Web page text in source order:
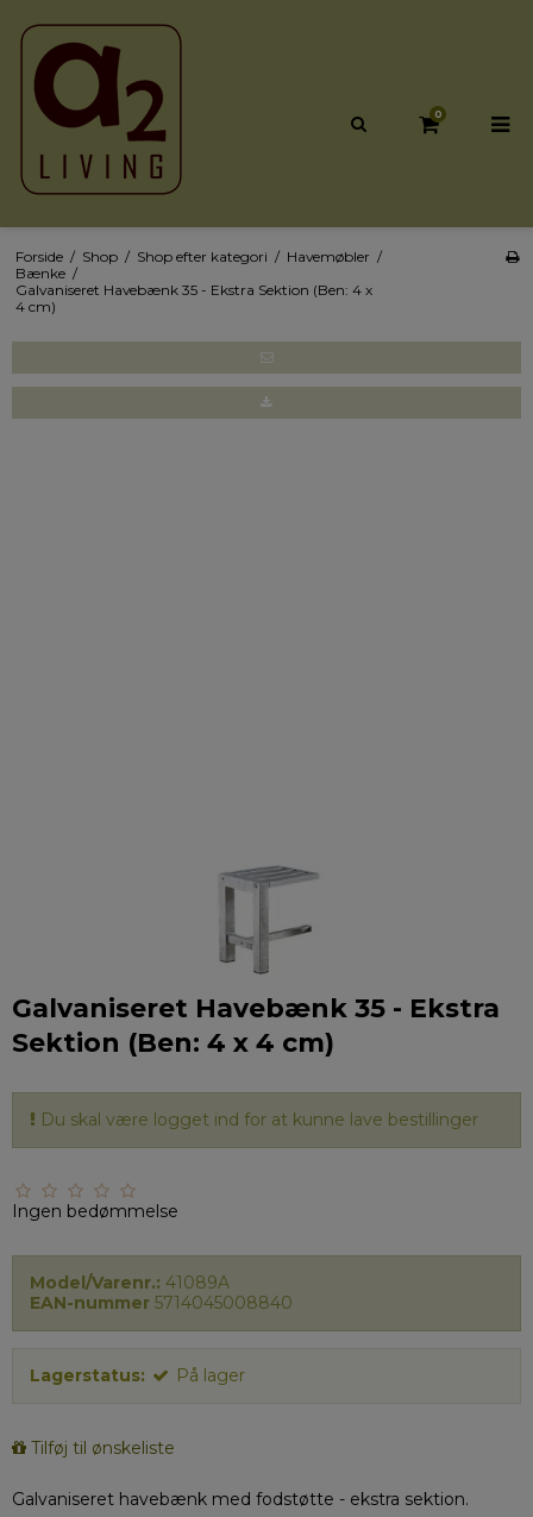
0
Forside / Shop / Shop efter kategori / Havemøbler /
Bænke /
Galvaniseret Havebænk 35 - Ekstra Sektion (Ben: 4 x
4 cm)
Galvaniseret Havebænk 35 - Ekstra
Sektion (Ben: 4 x 4 cm)
Du skal være logget ind for at kunne lave bestillinger
Ingen bedømmelse
Model/Varenr.: 41089A
EAN-nummer 5714045008840
Lagerstatus: På lager
Tilføj til ønskeliste
Galvaniseret havebænk med fodstøtte - ekstra sektion.